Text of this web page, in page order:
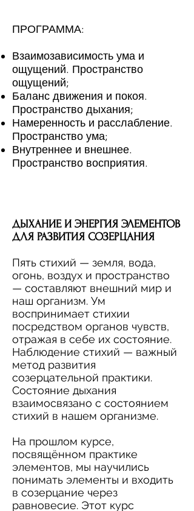
ПРОГРАММА:
Взаимозависимость ума и
ощущений. Пространство
ощущений;
Баланс движения и покоя.
Пространство дыхания;
Намеренность и расслабление.
Пространство ума;
Внутреннее и внешнее.
Пространство восприятия.
ДЫХАНИЕ И ЭНЕРГИЯ ЭЛЕМЕНТОВ
ДЛЯ РАЗВИТИЯ СОЗЕРЦАНИЯ
Пять стихий — земля, вода,
огонь, воздух и пространство
— составляют внешний мир и
наш организм. Ум
воспринимает стихии
посредством органов чувств,
отражая в себе их состояние.
Наблюдение стихий — важный
метод развития
созерцательной практики.
Состояние дыхания
взаимосвязано с состоянием
стихий в нашем организме.
На прошлом курсе,
посвящённом практике
элементов, мы научились
понимать элементы и входить
в созерцание через
равновесие. Этот курс